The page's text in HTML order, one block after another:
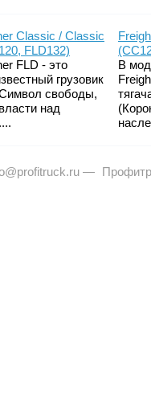
Classic / Classic
FLD132)
FLD - это
грузовик
свободы,
над
В
—